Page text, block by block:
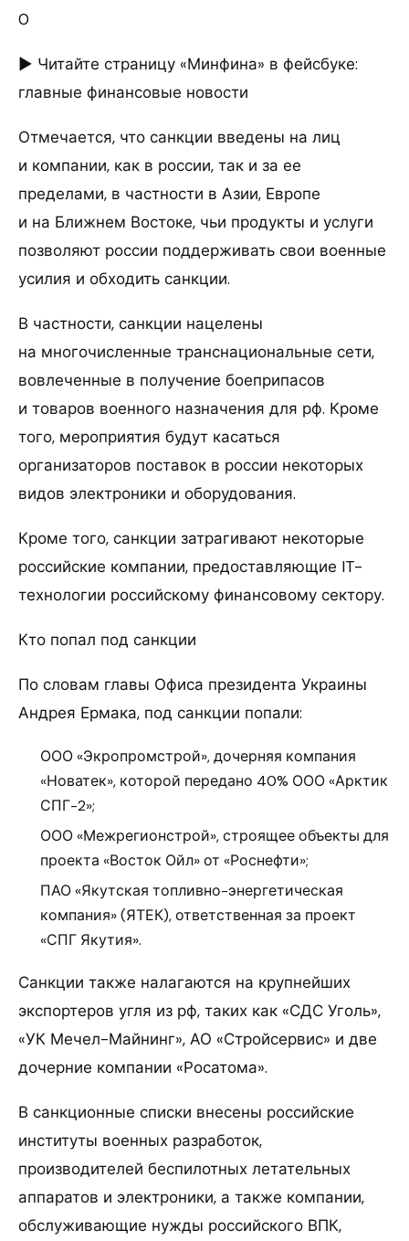
0
► Читайте страницу «Минфина» в фейсбуке:
главные финансовые новости
Отмечается, что санкции введены на лиц
и компании, как в россии, так и за ее
пределами, в частности в Азии, Европе
и на Ближнем Востоке, чьи продукты и услуги
позволяют россии поддерживать свои военные
усилия и обходить санкции.
В частности, санкции нацелены
на многочисленные транснациональные сети,
вовлеченные в получение боеприпасов
и товаров военного назначения для рф. Кроме
того, мероприятия будут касаться
организаторов поставок в россии некоторых
видов электроники и оборудования.
Кроме того, санкции затрагивают некоторые
российские компании, предоставляющие IT-
технологии российскому финансовому сектору.
Кто попал под санкции
По словам главы Офиса президента Украины
Андрея Ермака, под санкции попали:
ООО «Экропромстрой», дочерняя компания
«Новатек», которой передано 40% ООО «Арктик
СПГ-2»;
ООО «Межрегионстрой», строящее объекты для
проекта «Восток Ойл» от «Роснефти»;
ПАО «Якутская топливно-энергетическая
компания» (ЯТЕК), ответственная за проект
«СПГ Якутия».
Санкции также налагаются на крупнейших
экспортеров угля из рф, таких как «СДС Уголь»,
«УК Мечел-Майнинг», АО «Стройсервис» и две
дочерние компании «Росатома».
В санкционные списки внесены российские
институты военных разработок,
производителей беспилотных летательных
аппаратов и электроники, а также компании,
обслуживающие нужды российского ВПК,